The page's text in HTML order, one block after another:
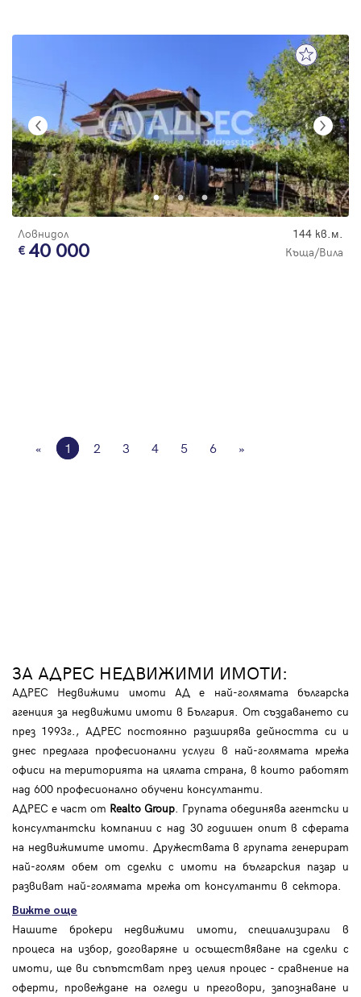
Ловнидол 144 кв.м.
40 000 Къща/Вила
« 1 2 3 4 5 6 »
ЗА АДРЕС НЕДВИЖИМИ ИМОТИ:
АДРЕС Недвижими имоти АД е най-голямата българска
агенция за недвижими имоти в България. От създаването си
през 1993г., АДРЕС постоянно разширява дейността си и
днес предлага професионални услуги в най-голямата мрежа
офиси на територията на цялата страна, в които работят
над 600 професионално обучени консултанти.
АДРЕС е част от Realto Group . Групата обединява агентски и
консултантски компании с над 30 годишен опит в сферата
на недвижимите имоти. Дружествата в групата генерират
най-голям обем от сделки с имоти на българския пазар и
развиват най-голямата мрежа от консултанти в сектора.
Вижте още
Нашите брокери недвижими имоти, специализирали в
процеса на избор, договаряне и осъществяване на сделки с
имоти, ще ви съпътстват през целия процес - сравнение на
оферти, провеждане на огледи и преговори, запознаване и